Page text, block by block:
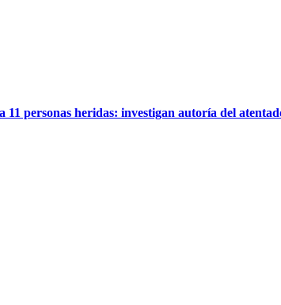
personas heridas: investigan autoría del